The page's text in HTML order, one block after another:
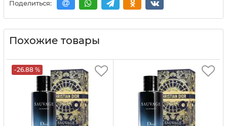
Поделиться:
Похожие товары
-26.88 %